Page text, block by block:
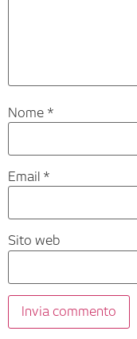
Nome *
Email *
Sito web